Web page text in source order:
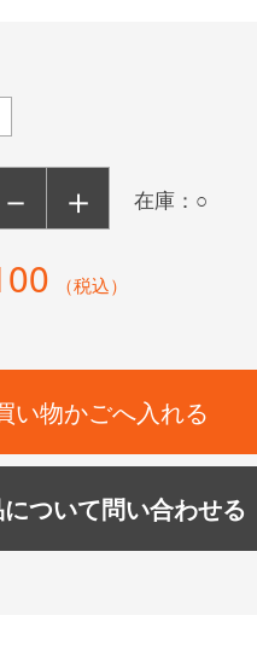
－ ＋ 在庫：○
（税込）
い物かごへ入れる
ついて問い合わせる